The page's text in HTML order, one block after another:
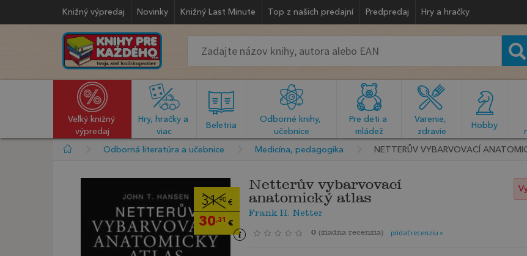
Knižný výpredaj Novinky Knižný Last Minute Top z našich predajní Predpredaj Hry a hračky
Veľký knižný
výpredaj
Hry, hračky a
viac
Beletria
Odborné knihy,
učebnice
Pre deti a
mládež
Varenie,
zdravie
Hobby
Odborná literatúra a učebnice Medicína, pedagogika NETTERŮV VYBARVOVACÍ
31,90 €
30,31 €
Netterův vybarvovací
anatomický atlas
Frank H. Netter
0 (žiadna recenzia) pridať recenziu »